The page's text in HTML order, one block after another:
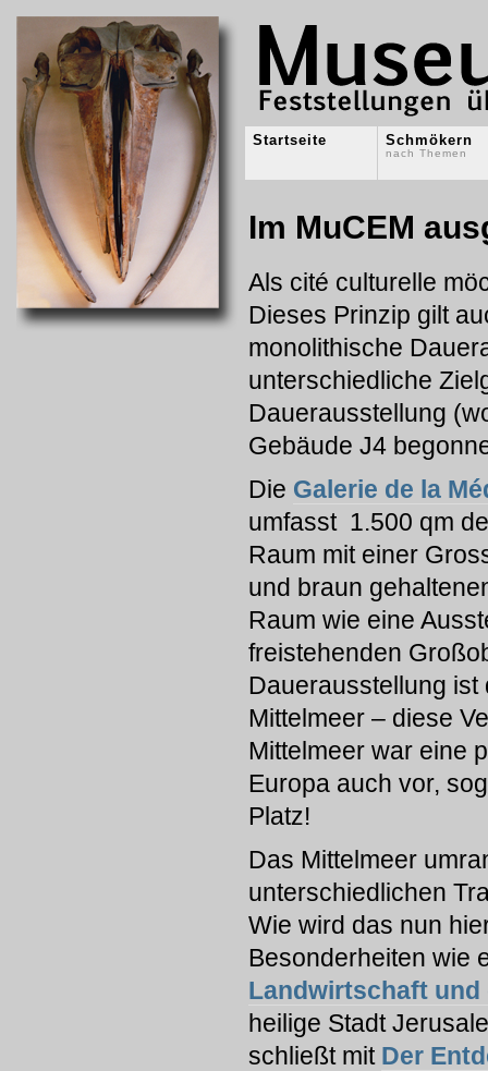
Startseite Schmökern
nach Themen
Im MuCEM
Als cité culturelle
Dieses Prinzip gilt
monolithische
unterschiedliche
Dauerausstellung
Gebäude J4
Die Galerie de la
umfasst 1.500 qm
Raum mit einer
und braun
Raum wie eine
freistehenden
Dauerausstellung
Mittelmeer – diese
Mittelmeer war eine
Europa auch vor,
Platz!
Das Mittelmeer
unterschiedlichen
Wie wird das nun
Besonderheiten wie
Landwirtschaft und
heilige Stadt
schließt mit Der